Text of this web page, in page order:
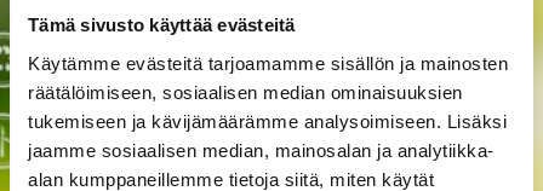
Tämä sivusto käyttää evästeitä
Käytämme evästeitä tarjoamamme sisällön ja mainosten
räätälöimiseen, sosiaalisen median ominaisuuksien
tukemiseen ja kävijämäärämme analysoimiseen. Lisäksi
jaamme sosiaalisen median, mainosalan ja analytiikka-
alan kumppaneillemme tietoja siitä, miten käytät